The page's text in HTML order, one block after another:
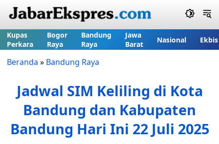
Kupas
Perkara
Bogor
Raya
Bandung
Raya
Jawa
Barat
Nasional Ekbis
Beranda » Bandung Raya
Jadwal SIM Keliling di Kota
Bandung dan Kabupaten
Bandung Hari Ini 22 Juli 2025